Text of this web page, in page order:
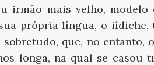
irmão mais velho, modelo
própria língua, o iídiche,
que, no entanto,
longa, na qual se casou